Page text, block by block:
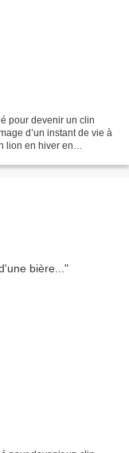
pour devenir un clin
d’un instant de vie à
lion en hiver en